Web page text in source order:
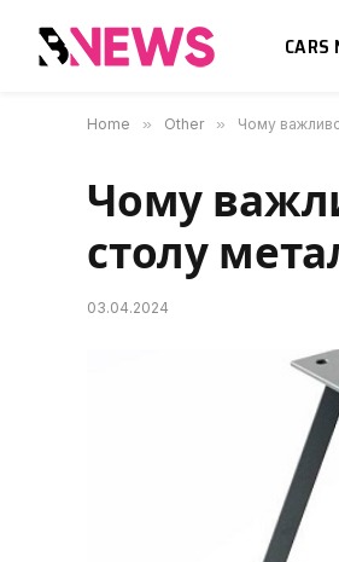
CARS
Home » Other » Чому важливо
Чому
столу
03.04.2024